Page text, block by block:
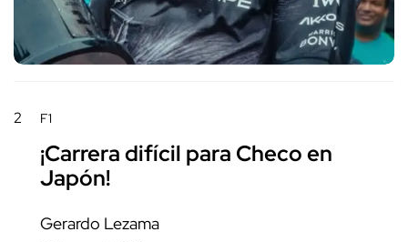
2 F1
¡Carrera difícil para Checo en
Japón!
Gerardo Lezama